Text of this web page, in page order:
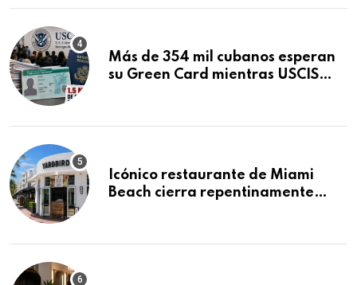
Más de 354 mil cubanos esperan
su Green Card mientras USCIS
Icónico restaurante de Miami
Beach cierra repentinamente